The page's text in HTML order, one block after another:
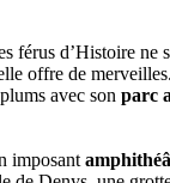
férus d’Histoire ne
offre de
avec son parc
imposant